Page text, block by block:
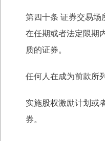
第四十条 证券交易场
在任期或者法定限期
质的证券。
任何人在成为前款所
实施股权激励计划或
券。